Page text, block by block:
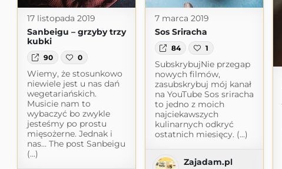
17 listopada 2019
Sanbeigu – grzyby trzy
kubki
90 0
Wiemy, że stosunkowo
niewiele jest u nas dań
wegetariańskich.
Musicie nam to
wybaczyć bo zwykle
jesteśmy po prostu
mięsożerne. Jednak i
nas… The post Sanbeigu
(...)
7 marca 2019
Sos Sriracha
84 1
SubskrybujNie przegap
nowych filmów,
zasubskrybuj mój kanał
na YouTube Sos sriracha
to jedno z moich
najciekawszych
kulinarnych odkryć
ostatnich miesięcy. (...)
Zajadam.pl